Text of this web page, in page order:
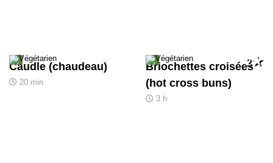
Caudle (chaudeau)
20 min
Briochettes croisées
(hot cross buns)
3 h
2